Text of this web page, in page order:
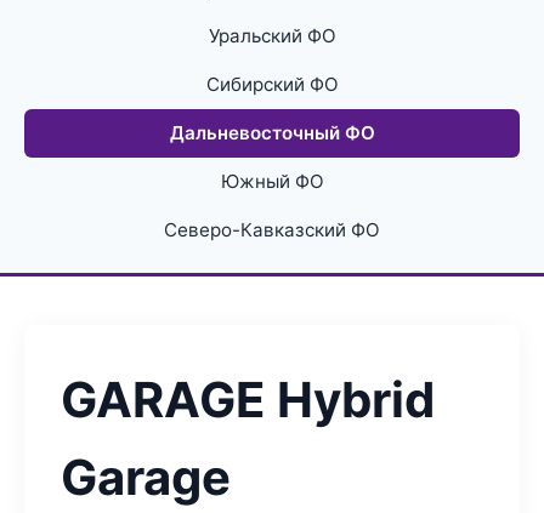
Уральский ФО
Сибирский ФО
Дальневосточный ФО
Южный ФО
Северо-Кавказский ФО
GARAGE Hybrid
Garage